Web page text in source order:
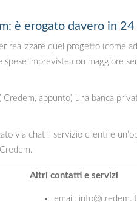
è erogato davero in 24
realizzare quel progetto (come
impreviste con maggiore
appunto) una banca
via chat il servizio clienti e
Altri contatti e servizi
email: info@credem.it